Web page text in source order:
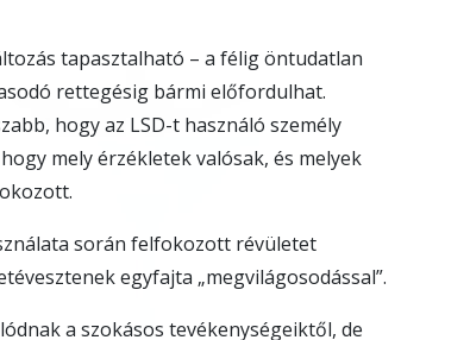
tapasztalható – a félig öntudatlan
rettegésig bármi előfordulhat.
hogy az LSD-t használó személy
mely érzékletek valósak, és melyek
során felfokozott révületet
egyfajta „megvilágosodással”.
a szokásos tevékenységeiktől, de